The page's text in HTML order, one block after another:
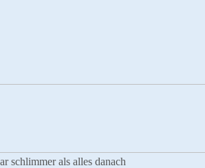
schlimmer als alles danach